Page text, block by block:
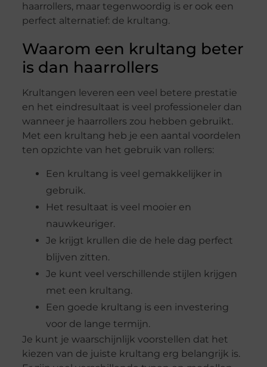
haarrollers, maar tegenwoordig is er ook een
perfect alternatief: de krultang.
Waarom een krultang beter
is dan haarrollers
Krultangen leveren een veel betere prestatie
en het eindresultaat is veel professioneler dan
wanneer je haarrollers zou hebben gebruikt.
Met een krultang heb je een aantal voordelen
ten opzichte van het gebruik van rollers:
Een krultang is veel gemakkelijker in
gebruik.
Het resultaat is veel mooier en
nauwkeuriger.
Je krijgt krullen die de hele dag perfect
blijven zitten.
Je kunt veel verschillende stijlen krijgen
met een krultang.
Een goede krultang is een investering
voor de lange termijn.
Je kunt je waarschijnlijk voorstellen dat het
kiezen van de juiste krultang erg belangrijk is.